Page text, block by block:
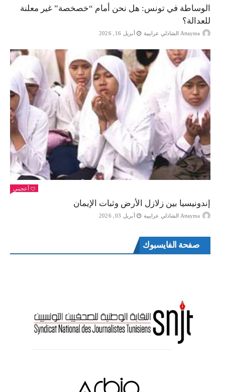
الوساطة في تونس: هل نحن أمام “خصخصة” غير معلنة
للعدالة؟
Attayma الشاذلي عرايبية أبريل 16, 2026
أعجبني
إندونيسيا بين زلازل الأرض وثبات الإيمان
Attayma الشاذلي عرايبية أبريل 03, 2026
صفحة الفايسبوك